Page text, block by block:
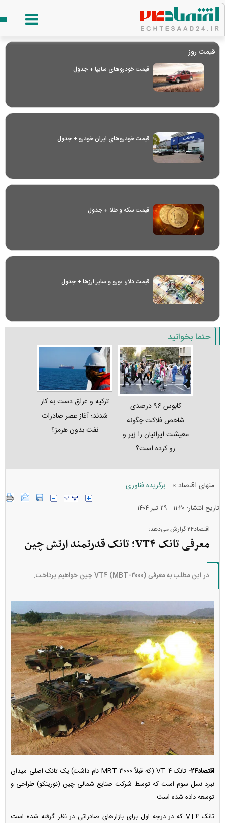
قیمت روز
قیمت خودرو‌های سایپا + جدول
قیمت خودرو‌های ایران خودرو + جدول
قیمت سکه و طلا + جدول
قیمت دلار، یورو و سایر ارز‌ها + جدول
حتما بخوانید
کابوس ۹۶ درصدی
شاخص فلاکت چگونه
معیشت ایرانیان را زیر و
رو کرده است؟
ترکیه و عراق دست به کار
شدند؛ آغاز عصر صادرات
نفت بدون هرمز؟
منهای اقتصاد » برگزیده فناوری
تاریخ انتشار: ۱۱:۲۰ - ۲۹ تير ۱۴۰۴
اقتصاد۲۴ گزارش می‌دهد؛
معرفی تانک VT۴؛ تانک قدرتمند ارتش چین
در این مطلب به معرفی VT۴ (MBT-۳۰۰۰) چین خواهیم پرداخت.
اقتصاد۲۴-
تانک VT ۴ (که قبلاً MBT-۳۰۰۰ نام داشت) یک تانک اصلی میدان
نبرد نسل سوم است که توسط شرکت صنایع شمالی چین (نورینکو) طراحی و
توسعه داده شده است.
تانک VT۴ که در درجه اول برای بازار‌های صادراتی در نظر گرفته شده است